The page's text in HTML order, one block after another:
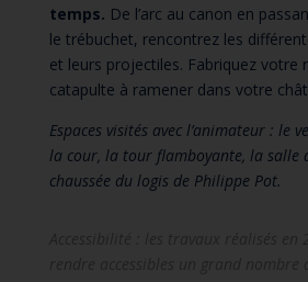
temps. De l’arc au canon en
le trébuchet, rencontrez les
et leurs projectiles. Fabriquez votre
catapulte à ramener dans votre
Espaces visités avec l’animateur : le
la cour, la tour flamboyante, la salle
chaussée du logis de Philippe Pot.